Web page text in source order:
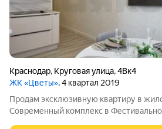
Краснодар, Круговая улица,4Вк4
ЖК «Цветы», 4 квартал 2019
Продам эксклюзивную квартиру в
Современный комплекс в